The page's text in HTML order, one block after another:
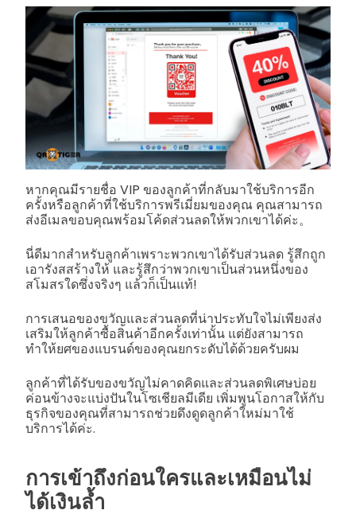
หากคุณมีรายชื่อ VIP ของลูกค้าที่กลับมาใช้บริการอีก
ครั้งหรือลูกค้าที่ใช้บริการพรีเมี่ยมของคุณ คุณสามารถ
ส่งอีเมลขอบคุณพร้อมโค้ดส่วนลดให้พวกเขาได้ค่ะ。
นี่ดีมากสำหรับลูกค้าเพราะพวกเขาได้รับส่วนลด รู้สึกถูก
เอารังสสร้างให้ และรู้สึกว่าพวกเขาเป็นส่วนหนึ่งของ
สโมสรใดซึ่งจริงๆ แล้วก็เป็นแท้!
การเสนอของขวัญและส่วนลดที่น่าประทับใจไม่เพียงส่ง
เสริมให้ลูกค้าซื้อสินค้าอีกครั้งเท่านั้น แต่ยังสามารถ
ทำให้ยศของแบรนด์ของคุณยกระดับได้ด้วยครับผม
ลูกค้าที่ได้รับของขวัญไม่คาดคิดและส่วนลดพิเศษบ่อย
ค่อนข้างจะแบ่งปันในโซเชียลมีเดีย เพิ่มพูนโอกาสให้กับ
ธุรกิจของคุณที่สามารถช่วยดึงดูดลูกค้าใหม่มาใช้
บริการได้ค่ะ.
การเข้าถึงก่อนใครและเหมือนไม่
ได้เงินล้ำ